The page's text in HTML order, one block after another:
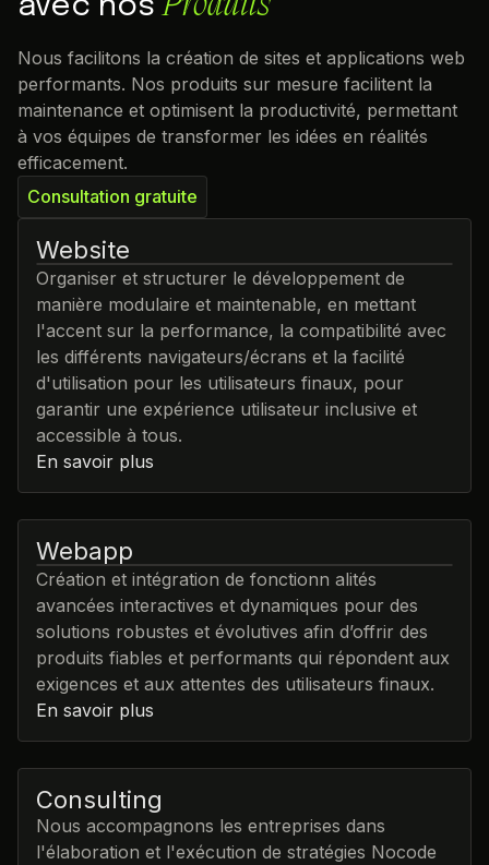
avec nos
Nous facilitons la création de sites et applications web
performants. Nos produits sur mesure facilitent la
maintenance et optimisent la productivité, permettant
à vos équipes de transformer les idées en réalités
efficacement.
Consultation gratuite
Website
Organiser et structurer le développement de
manière modulaire et maintenable, en mettant
l'accent sur la performance, la compatibilité avec
les différents navigateurs/écrans et la facilité
d'utilisation pour les utilisateurs finaux, pour
garantir une expérience utilisateur inclusive et
accessible à tous.
En savoir plus
Webapp
Création et intégration de fonctionn alités
avancées interactives et dynamiques pour des
solutions robustes et évolutives afin d’offrir des
produits fiables et performants qui répondent aux
exigences et aux attentes des utilisateurs finaux.
En savoir plus
Consulting
Nous accompagnons les entreprises dans
l'élaboration et l'exécution de stratégies Nocode